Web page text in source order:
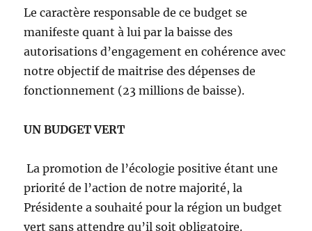
Le caractère responsable de ce budget se
manifeste quant à lui par la baisse des
autorisations d’engagement en cohérence avec
notre objectif de maitrise des dépenses de
fonctionnement (23 millions de baisse).
UN BUDGET VERT
La promotion de l’écologie positive étant une
priorité de l’action de notre majorité, la
Présidente a souhaité pour la région un budget
vert sans attendre qu’il soit obligatoire.